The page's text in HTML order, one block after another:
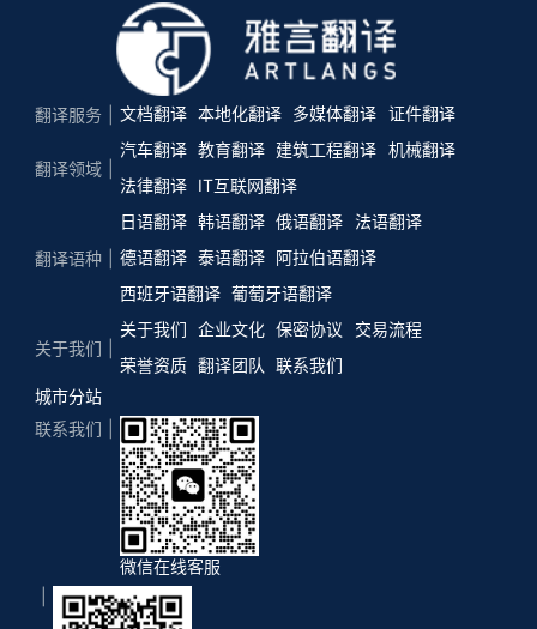
翻译服务 文档翻译 本地化翻译 多媒体翻译 证件翻译
翻译领域
汽车翻译 教育翻译 建筑工程翻译 机械翻译
法律翻译
IT互联网翻译
翻译语种
日语翻译 韩语翻译 俄语翻译
法语翻译
德语翻译 泰语翻译 阿拉伯语翻译
西班牙语翻译 葡萄牙语翻译
关于我们
关于我们 企业文化 保密协议
交易流程
荣誉资质 翻译团队
联系我们
城市分站
联系我们
微信在线客服